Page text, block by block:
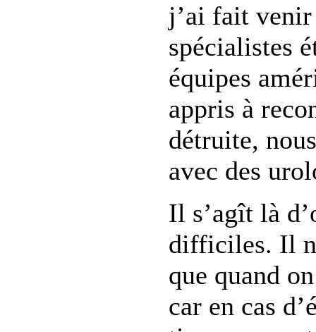
j’ai fait
spécialistes
équipes
appris à
détruite,
avec des
Il s’agît là
difficiles. Il
que quand
car en cas